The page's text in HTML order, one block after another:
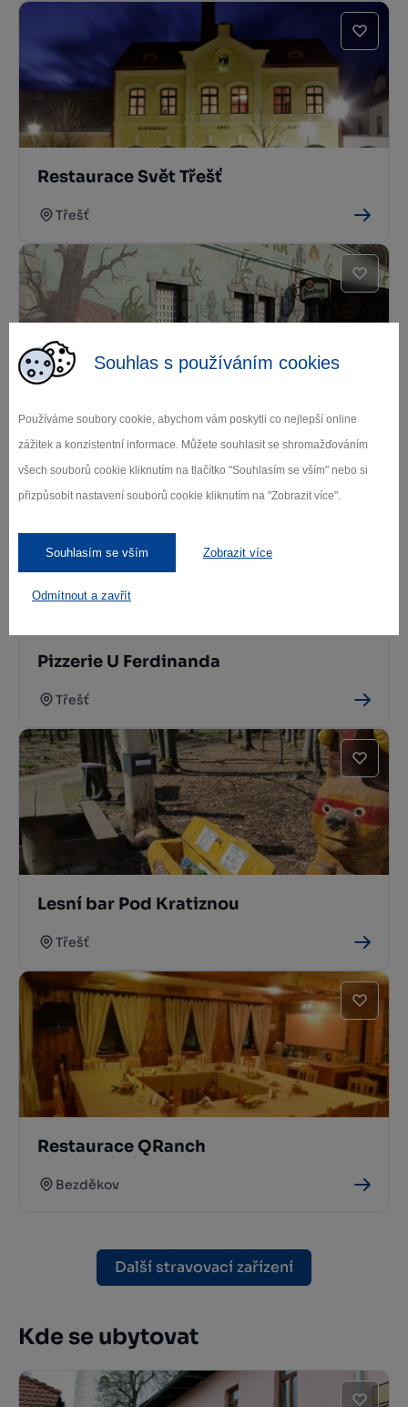
Souhlas s používáním cookies
Používáme soubory cookie, abychom vám poskytli co nejlepší online
zážitek a konzistentní informace. Můžete souhlasit se shromažďováním
všech souborů cookie kliknutím na tlačítko "Souhlasím se vším" nebo si
přizpůsobit nastavení souborů cookie kliknutím na "Zobrazit více".
Souhlasím se vším Zobrazit více
Odmítnout a zavřít
Restaurace Svět Třešť
Třešť
Restaurace U Kapra Třešť
Pizzerie U Ferdinanda
Třešť
Lesní bar Pod Kratiznou
Třešť
Restaurace QRanch
Bezděkov
Další stravovací zařízení
Kde se ubytovat